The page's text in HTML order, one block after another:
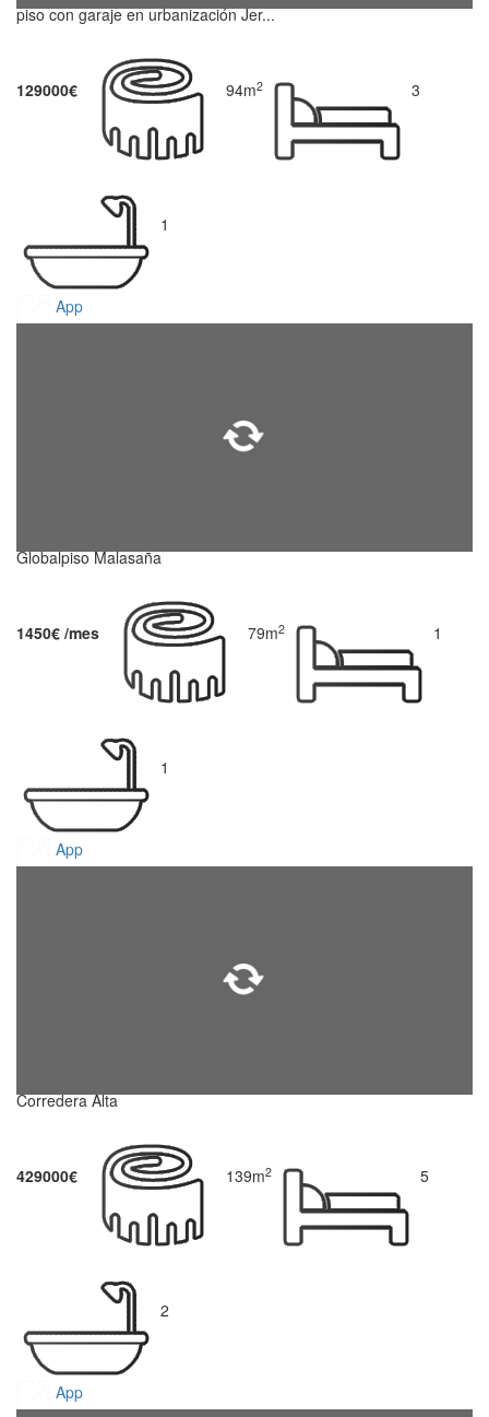
piso con garaje en urbanización Jer...
129000€ 94m2 3
1
App
Globalpiso Malasaña
1450€ /mes 79m2 1
1
App
Corredera Alta
429000€ 139m2 5
2
App